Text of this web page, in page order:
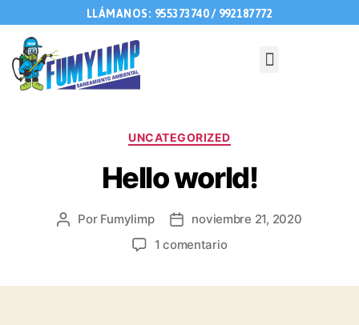
LLÁMANOS: 955373740 / 992187772
UNCATEGORIZED
Hello world!
Por Fumylimp
noviembre 21, 2020
1 comentario